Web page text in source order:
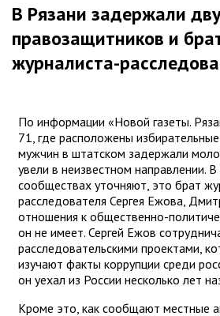
В Рязани задержали
правозащитников и
журналиста-
По информации «Новой газеты.
71, где расположены
мужчин в штатском задержали
увели в неизвестном направлении.
сообществах уточняют, это брат
расследователя Сергея Ежова,
отношения к общественно-
он не имеет. Сергей Ежов
расследовательскими проектами,
изучают факты коррупции среди
он уехал из России несколько лет
Кроме это, как сообщают местные